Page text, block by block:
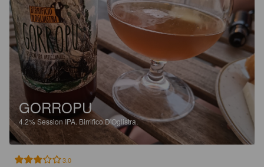
GORROPU
4.2%Session IPA. Birrifico D'Oglistra.
3.0